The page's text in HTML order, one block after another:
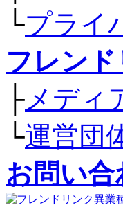
└プライ
フレン
├メディ
└運営団
お問い合